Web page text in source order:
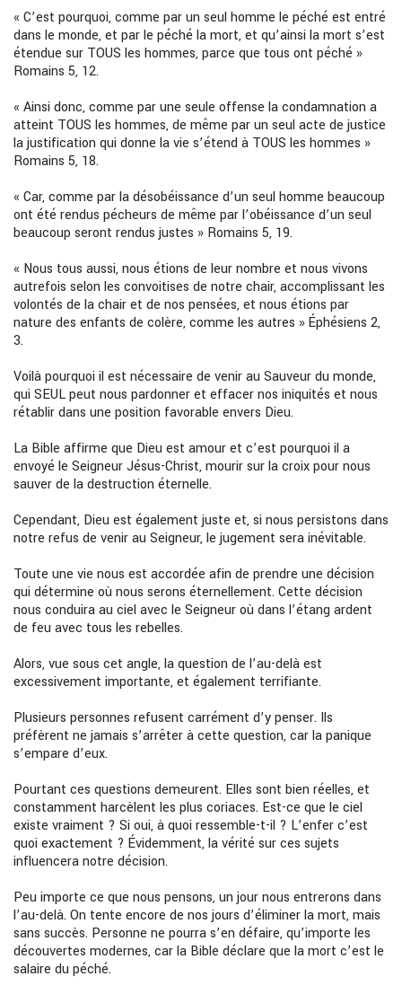
« C’est pourquoi, comme par un seul homme le péché est entré
dans le monde, et par le péché la mort, et qu’ainsi la mort s’est
étendue sur TOUS les hommes, parce que tous ont péché »
Romains 5, 12.
« Ainsi donc, comme par une seule offense la condamnation a
atteint TOUS les hommes, de même par un seul acte de justice
la justification qui donne la vie s’étend à TOUS les hommes »
Romains 5, 18.
« Car, comme par la désobéissance d’un seul homme beaucoup
ont été rendus pécheurs de même par l’obéissance d’un seul
beaucoup seront rendus justes » Romains 5, 19.
« Nous tous aussi, nous étions de leur nombre et nous vivons
autrefois selon les convoitises de notre chair, accomplissant les
volontés de la chair et de nos pensées, et nous étions par
nature des enfants de colère, comme les autres » Éphésiens 2,
3.
Voilà pourquoi il est nécessaire de venir au Sauveur du monde,
qui SEUL peut nous pardonner et effacer nos iniquités et nous
rétablir dans une position favorable envers Dieu.
La Bible affirme que Dieu est amour et c’est pourquoi il a
envoyé le Seigneur Jésus-Christ, mourir sur la croix pour nous
sauver de la destruction éternelle.
Cependant, Dieu est également juste et, si nous persistons dans
notre refus de venir au Seigneur, le jugement sera inévitable.
Toute une vie nous est accordée afin de prendre une décision
qui détermine où nous serons éternellement. Cette décision
nous conduira au ciel avec le Seigneur où dans l’étang ardent
de feu avec tous les rebelles.
Alors, vue sous cet angle, la question de l’au-delà est
excessivement importante, et également terrifiante.
Plusieurs personnes refusent carrément d’y penser. Ils
préfèrent ne jamais s’arrêter à cette question, car la panique
s’empare d’eux.
Pourtant ces questions demeurent. Elles sont bien réelles, et
constamment harcèlent les plus coriaces. Est-ce que le ciel
existe vraiment ? Si oui, à quoi ressemble-t-il ? L’enfer c’est
quoi exactement ? Évidemment, la vérité sur ces sujets
influencera notre décision.
Peu importe ce que nous pensons, un jour nous entrerons dans
l’au-delà. On tente encore de nos jours d’éliminer la mort, mais
sans succès. Personne ne pourra s’en défaire, qu’importe les
découvertes modernes, car la Bible déclare que la mort c’est le
salaire du péché.